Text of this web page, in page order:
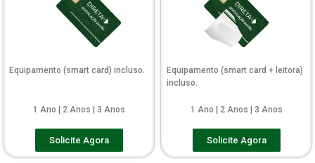
Equipamento (smart card) incluso.
1 Ano | 2 Anos | 3 Anos
Solicite Agora
Equipamento (smart card + leitora)
incluso.
1 Ano | 2 Anos | 3 Anos
Solicite Agora